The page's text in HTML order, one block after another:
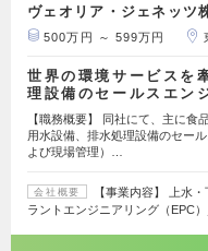
ヴェオリア・ジェネッツ
500万円 ～ 599万円
世界の環境サービスを
理設備のセールスエン
【職務概要】 同社にて、主に食
用水設備、排水処理設備のセー
よび現場管理）…
会社概要
【事業内容】 上水
ラントエンジニアリング（EPC